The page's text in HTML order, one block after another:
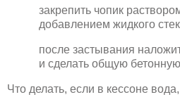
закрепить чопик
добавлением жидкого
после застывания
и сделать общую
Что делать, если в кессоне